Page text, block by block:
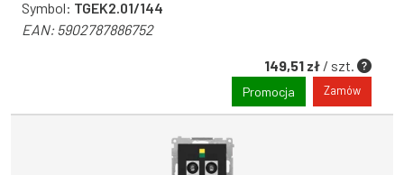
Symbol: TGEK2.01/144
EAN:5902787886752
149,51 zł / szt.
Promocja Zamów